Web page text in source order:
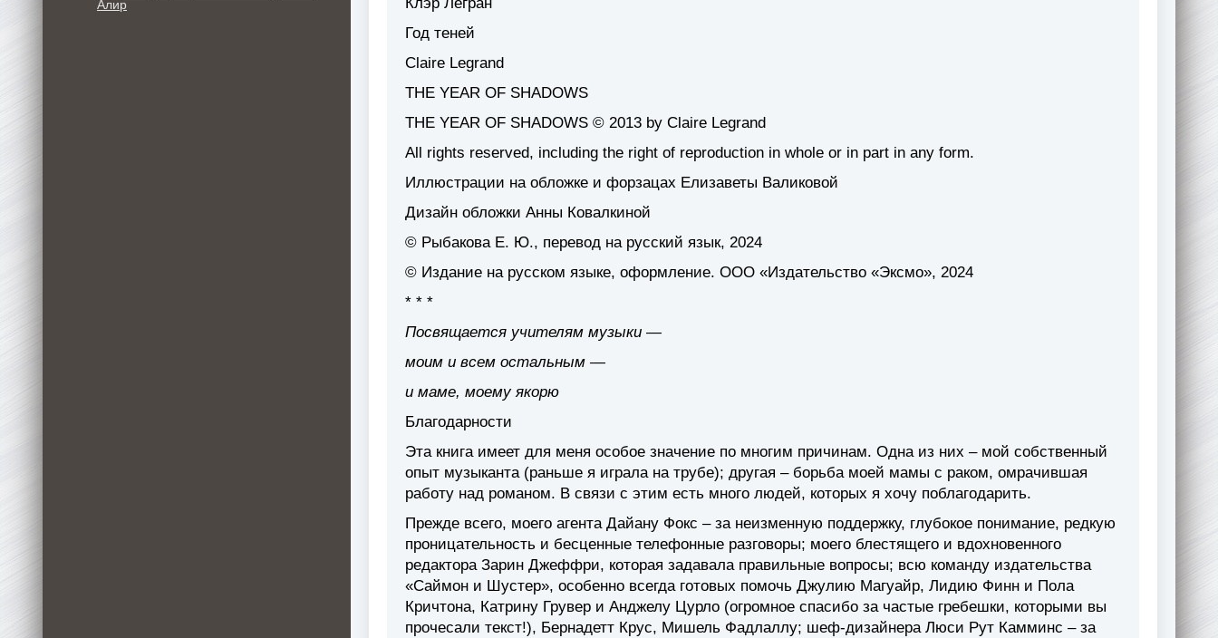
Год теней
Claire Legrand
THE YEAR OF SHADOWS
THE YEAR OF SHADOWS © 2013 by Claire Legrand
All rights reserved, including the right of reproduction in whole or in part in any form.
Иллюстрации на обложке и форзацах Елизаветы Валиковой
Дизайн обложки Анны Ковалкиной
© Рыбакова Е. Ю., перевод на русский язык, 2024
© Издание на русском языке, оформление. ООО «Издательство «Эксмо», 2024
* * *
Посвящается учителям музыки —
моим и всем остальным —
и маме, моему якорю
Благодарности
Эта книга имеет для меня особое значение по многим причинам. Одна из них – мой собственный
опыт музыканта (раньше я играла на трубе); другая – борьба моей мамы с раком, омрачившая
работу над романом. В связи с этим есть много людей, которых я хочу поблагодарить.
Прежде всего, моего агента Дайану Фокс – за неизменную поддержку, глубокое понимание, редкую
проницательность и бесценные телефонные разговоры; моего блестящего и вдохновенного
редактора Зарин Джеффри, которая задавала правильные вопросы; всю команду издательства
«Саймон и Шустер», особенно всегда готовых помочь Джулию Магуайр, Лидию Финн и Пола
Кричтона, Катрину Грувер и Анджелу Цурло (огромное спасибо за частые гребешки, которыми вы
прочесали текст!), Бернадетт Крус, Мишель Фадлаллу; шеф-дизайнера Люси Рут Камминс – за
Алир